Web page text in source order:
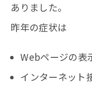
ありました。
昨年の症状は
Webページの表
インターネット